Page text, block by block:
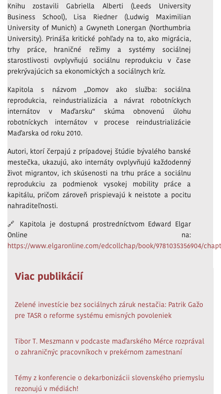
Knihu zostavili Gabriella Alberti (Leeds University
Business School), Lisa Riedner (Ludwig Maximilian
University of Munich) a Gwyneth Lonergan (Northumbria
University). Prináša kritické pohľady na to, ako migrácia,
trhy práce, hraničné režimy a systémy sociálnej
starostlivosti ovplyvňujú sociálnu reprodukciu v čase
prekrývajúcich sa ekonomických a sociálnych kríz.
Kapitola s názvom „Domov ako služba: sociálna
reprodukcia, reindustrializácia a návrat robotníckych
internátov v Maďarsku“ skúma obnovenú úlohu
robotníckych internátov v procese reindustrializácie
Maďarska od roku 2010.
Autori, ktorí čerpajú z prípadovej štúdie bývalého banské
mestečka, ukazujú, ako internáty ovplyvňujú každodenný
život migrantov, ich skúsenosti na trhu práce a sociálnu
reprodukciu za podmienok vysokej mobility práce a
kapitálu, pričom zároveň prispievajú k neistote a pocitu
nahraditeľnosti.
🔗 Kapitola je dostupná prostredníctvom Edward Elgar
Online na:
https://www.elgaronline.com/edcollchap/book/9781035356904/
Viac publikácií
Zelené investície bez sociálnych záruk nestačia: Patrik Gažo
pre TASR o reforme systému emisných povoleniek
Tibor T. Meszmann v podcaste maďarského Mérce rozprával
o zahraničnýc pracovníkoch v prekérnom zamestnaní
Témy z konferencie o dekarbonizácii slovenského priemyslu
rezonujú v médiách!